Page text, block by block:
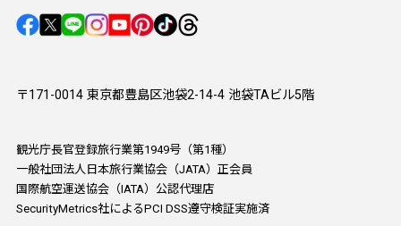
〒171-0014 東京都豊島区池袋2-14-4 池袋TAビル5階
観光庁長官登録旅行業第1949号（第1種）
一般社団法人日本旅行業協会（JATA）正会員
国際航空運送協会（IATA）公認代理店
SecurityMetrics社によるPCI DSS遵守検証実施済